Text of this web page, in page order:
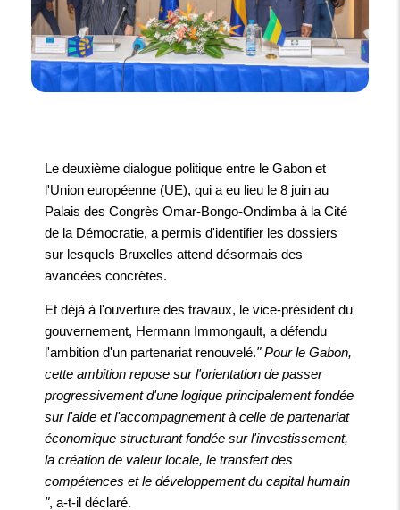
Le deuxième dialogue politique entre le Gabon et
l'Union européenne (UE), qui a eu lieu le 8 juin au
Palais des Congrès Omar-Bongo-Ondimba à la Cité
de la Démocratie, a permis d'identifier les dossiers
sur lesquels Bruxelles attend désormais des
avancées concrètes.
Et déjà à l'ouverture des travaux, le vice-président du
gouvernement, Hermann Immongault, a défendu
l'ambition d'un partenariat renouvelé." Pour le Gabon,
cette ambition repose sur l'orientation de passer
progressivement d'une logique principalement fondée
sur l'aide et l'accompagnement à celle de partenariat
économique structurant fondée sur l'investissement,
la création de valeur locale, le transfert des
compétences et le développement du capital humain
", a-t-il déclaré.